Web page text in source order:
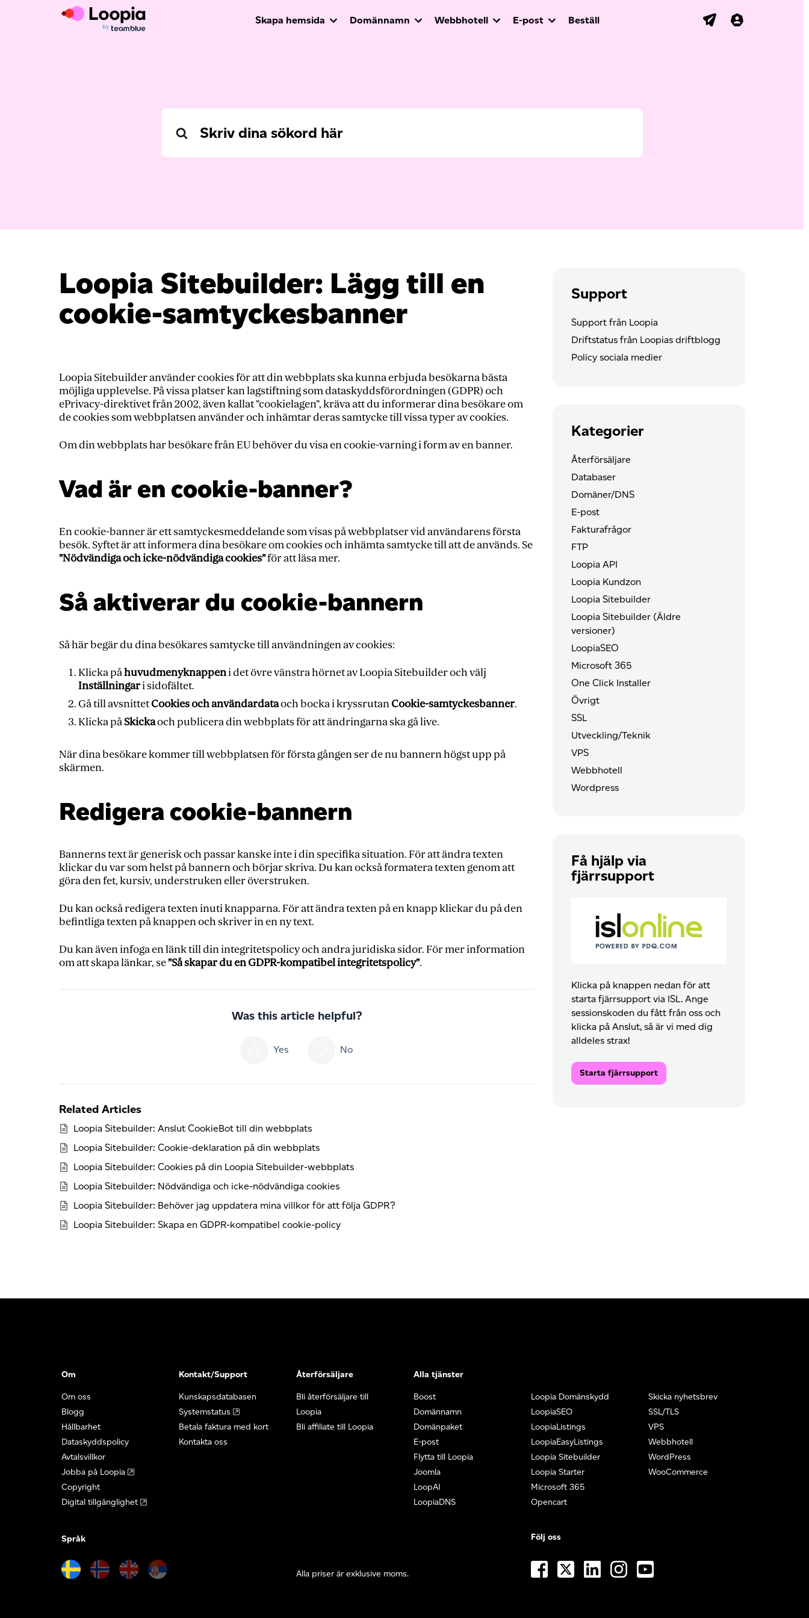
Skapa hemsida Domännamn Webbhotell E-post Beställ
Search
Loopia Sitebuilder: Lägg till en
cookie-samtyckesbanner
Loopia Sitebuilder använder cookies för att din webbplats ska kunna erbjuda besökarna bästa
möjliga upplevelse. På vissa platser kan lagstiftning som dataskyddsförordningen (GDPR) och
ePrivacy-direktivet från 2002, även kallat ”cookielagen”, kräva att du informerar dina besökare om
de cookies som webbplatsen använder och inhämtar deras samtycke till vissa typer av cookies.
Om din webbplats har besökare från EU behöver du visa en cookie-varning i form av en banner.
Vad är en cookie-banner?
En cookie-banner är ett samtyckesmeddelande som visas på webbplatser vid användarens första
besök. Syftet är att informera dina besökare om cookies och inhämta samtycke till att de används. Se
”Nödvändiga och icke-nödvändiga cookies”för att läsa mer.
Så aktiverar du cookie-bannern
Så här begär du dina besökares samtycke till användningen av cookies:
Klicka påhuvudmenyknappeni det övre vänstra hörnet av Loopia Sitebuilder och välj
Inställningari sidofältet.
Gå till avsnittetCookies och användardataoch bocka i kryssrutanCookie-samtyckesbanner.
Klicka påSkickaoch publicera din webbplats för att ändringarna ska gå live.
När dina besökare kommer till webbplatsen för första gången ser de nu bannern högst upp på
skärmen.
Redigera cookie-bannern
Bannerns text är generisk och passar kanske inte i din specifika situation. För att ändra texten
klickar du var som helst på bannern och börjar skriva. Du kan också formatera texten genom att
göra den fet, kursiv, understruken eller överstruken.
Du kan också redigera texten inuti knapparna. För att ändra texten på en knapp klickar du på den
befintliga texten på knappen och skriver in en ny text.
Du kan även infoga en länk till din integritetspolicy och andra juridiska sidor. För mer information
om att skapa länkar, se”Så skapar du en GDPR-kompatibel integritetspolicy”.
Was this article helpful?
Yes No
Related Articles
Loopia Sitebuilder: Anslut CookieBot till din webbplats
Loopia Sitebuilder: Cookie-deklaration på din webbplats
Loopia Sitebuilder: Cookies på din Loopia Sitebuilder-webbplats
Loopia Sitebuilder: Nödvändiga och icke-nödvändiga cookies
Loopia Sitebuilder: Behöver jag uppdatera mina villkor för att följa GDPR?
Loopia Sitebuilder: Skapa en GDPR-kompatibel cookie-policy
Support
Support från Loopia
Driftstatus från Loopias driftblogg
Policy sociala medier
Kategorier
Återförsäljare
Databaser
Domäner/DNS
E-post
Fakturafrågor
FTP
Loopia API
Loopia Kundzon
Loopia Sitebuilder
Loopia Sitebuilder (Äldre
versioner)
LoopiaSEO
Microsoft 365
One Click Installer
Övrigt
SSL
Utveckling/Teknik
VPS
Webbhotell
Wordpress
Få hjälp via
fjärrsupport
Klicka på knappen nedan för att
starta fjärrsupport via ISL. Ange
sessionskoden du fått från oss och
klicka på Anslut, så är vi med dig
alldeles strax!
Starta fjärrsupport
Om
Om oss
Blogg
Hållbarhet
Dataskyddspolicy
Avtalsvillkor
Jobba på Loopia
Copyright
Digital tillgänglighet
Kontakt/Support
Kunskapsdatabasen
Systemstatus
Betala faktura med kort
Kontakta oss
Återförsäljare
Bli återförsäljare till
Loopia
Bli affiliate till Loopia
Alla tjänster
Boost
Domännamn
Domänpaket
E-post
Flytta till Loopia
Joomla
LoopAI
LoopiaDNS
Loopia Domänskydd
LoopiaSEO
LoopiaListings
LoopiaEasyListings
Loopia Sitebuilder
Loopia Starter
Microsoft 365
Opencart
Skicka nyhetsbrev
SSL/TLS
VPS
Webbhotell
WordPress
WooCommerce
Språk
Alla priser är exklusive moms.
Följ oss